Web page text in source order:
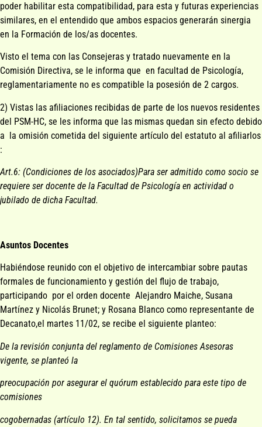
poder habilitar esta compatibilidad, para esta y futuras experiencias
similares, en el entendido que ambos espacios generarán sinergia
en la Formación de los/as docentes.
Visto el tema con las Consejeras y tratado nuevamente en la
Comisión Directiva, se le informa que en facultad de Psicología,
reglamentariamente no es compatible la posesión de 2 cargos.
2) Vistas las afiliaciones recibidas de parte de los nuevos residentes
del PSM-HC, se les informa que las mismas quedan sin efecto debido
a la omisión cometida del siguiente artículo del estatuto al afiliarlos
:
Art.6: (Condiciones de los asociados)Para ser admitido como socio se
requiere ser docente de la Facultad de Psicología en actividad o
jubilado de dicha Facultad.
Asuntos Docentes
Habiéndose reunido con el objetivo de intercambiar sobre pautas
formales de funcionamiento y gestión del flujo de trabajo,
participando por el orden docente Alejandro Maiche, Susana
Martínez y Nicolás Brunet; y Rosana Blanco como representante de
Decanato,el martes 11/02, se recibe el siguiente planteo:
De la revisión conjunta del reglamento de Comisiones Asesoras
vigente, se planteó la
preocupación por asegurar el quórum establecido para este tipo de
comisiones
cogobernadas (artículo 12). En tal sentido, solicitamos se pueda